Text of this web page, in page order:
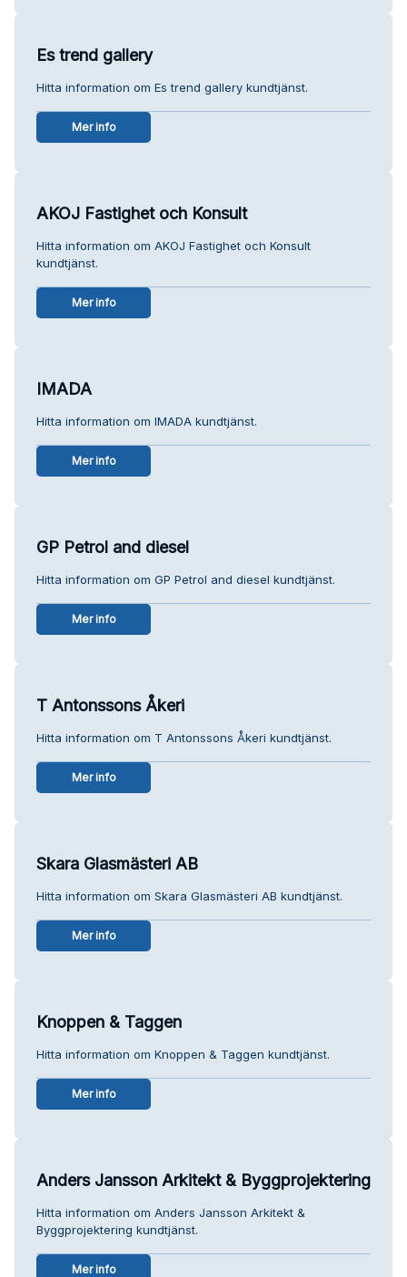
Es trend gallery
Hitta information om Es trend gallery kundtjänst.
Mer info
AKOJ Fastighet och Konsult
Hitta information om AKOJ Fastighet och Konsult
kundtjänst.
Mer info
IMADA
Hitta information om IMADA kundtjänst.
Mer info
GP Petrol and diesel
Hitta information om GP Petrol and diesel kundtjänst.
Mer info
T Antonssons Åkeri
Hitta information om T Antonssons Åkeri kundtjänst.
Mer info
Skara Glasmästeri AB
Hitta information om Skara Glasmästeri AB kundtjänst.
Mer info
Knoppen & Taggen
Hitta information om Knoppen & Taggen kundtjänst.
Mer info
Anders Jansson Arkitekt & Byggprojektering
Hitta information om Anders Jansson Arkitekt &
Byggprojektering kundtjänst.
Mer info